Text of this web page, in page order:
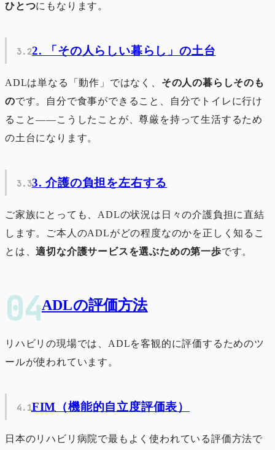
ひとつにもなります。
2. 「その人らしい暮らし」の土台
ADLは単なる「動作」ではなく、 その人の暮らしそのも
のです。自分で食事ができること、自分でトイレに行け
ること――こうしたことが、尊厳を持って生活するため
の土台になります。
3. 介護の負担を左右する
ご家族にとっても、ADLの状況は日々の介護負担に直結
します。ご本人のADLがどの程度なのかを正しく知るこ
とは、適切な介護サービスを選ぶための第一歩です。
ADLの評価方法
リハビリの現場では、ADLを客観的に評価するためのツ
ールが使われています。
FIM （機能的自立度評価表）
日本のリハビリ病院で最もよく使われている評価方法で